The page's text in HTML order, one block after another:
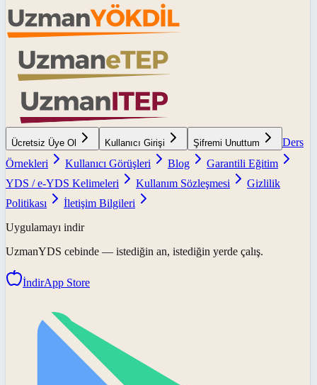
Ücretsiz Üye Ol Kullanıcı Girişi Şifremi Unuttum
Ders
Örnekleri
Kullanıcı Görüşleri Blog
Garantili Eğitim
YDS / e-YDS Kelimeleri
Kullanım Sözleşmesi
Gizlilik
Politikası
İletişim Bilgileri
Uygulamayı indir
UzmanYDS cebinde — istediğin an, istediğin yerde çalış.
İndirApp Store